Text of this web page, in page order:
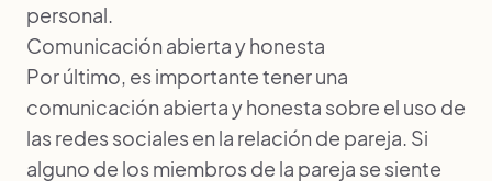
personal.
Comunicación abierta y honesta
Por último, es importante tener una
comunicación abierta y honesta sobre el uso de
las redes sociales en la relación de pareja. Si
alguno de los miembros de la pareja se siente